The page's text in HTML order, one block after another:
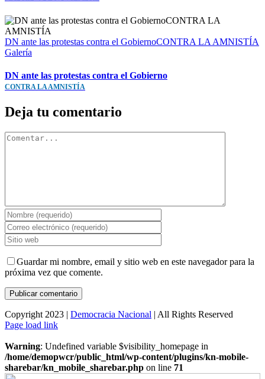
DN ante las protestas contra el GobiernoCONTRA LA AMNISTÍA
Galería
DN ante las protestas contra el Gobierno
CONTRA LA AMNISTÍA
Deja tu comentario
Comentar
Guardar mi nombre, email y sitio web en este navegador para la
próxima vez que comente.
Copyright 2023 | Democracia Nacional | All Rights Reserved
Facebook
Twitter
Instagram
Page load link
Warning: Undefined variable $visibility_homepage in
/home/demopwcr/public_html/wp-content/plugins/kn-mobile-
sharebar/kn_mobile_sharebar.php on line 71